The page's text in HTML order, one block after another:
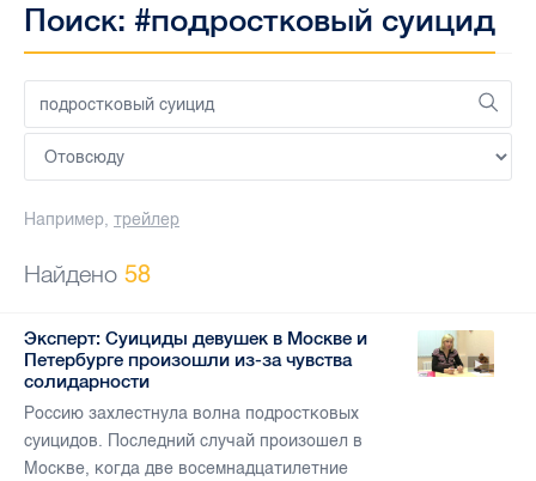
Поиск: #подростковый суицид
Например, трейлер
Найдено 58
Эксперт: Суициды девушек в Москве и
Петербурге произошли из-за чувства
солидарности
Россию захлестнула волна подростковых
суицидов. Последний случай произошел в
Москве, когда две восемнадцатилетние